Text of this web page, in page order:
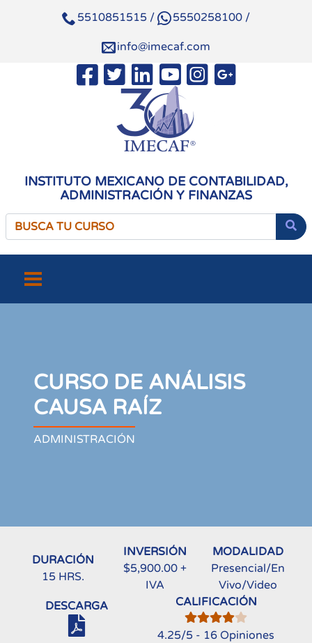
5510851515 / 5550258100 /
info@imecaf.com
INSTITUTO MEXICANO DE CONTABILIDAD,
ADMINISTRACIÓN Y FINANZAS
CURSO DE ANÁLISIS
CAUSA RAÍZ
ADMINISTRACIÓN
DURACIÓN
15 HRS.
INVERSIÓN
$5,900.00 +
IVA
MODALIDAD
Presencial/En
Vivo/Video
DESCARGA
CALIFICACIÓN
4.25/5 - 16 Opiniones